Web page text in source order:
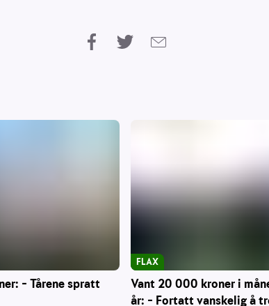
– Tårene spratt
Vant 20 000 kroner i
år: – Fortatt vanskelig å
FLAX